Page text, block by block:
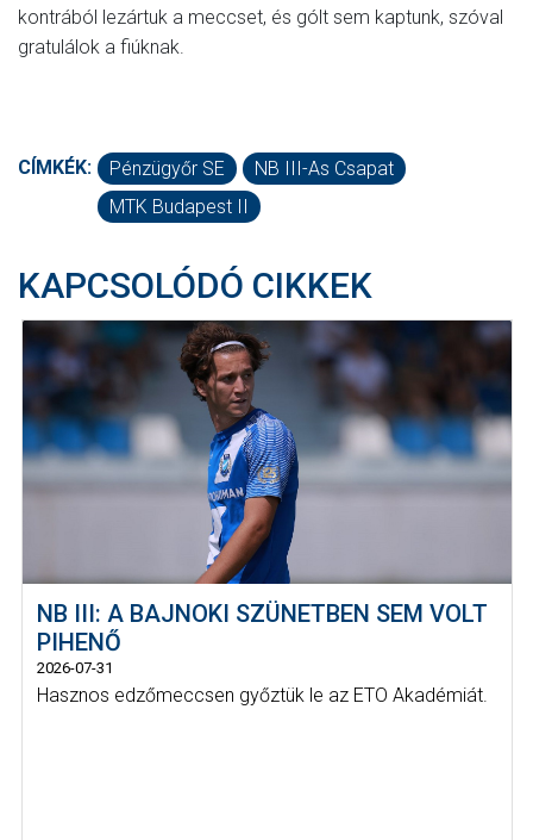
kontrából lezártuk a meccset, és gólt sem kaptunk, szóval
gratulálok a fiúknak.
CÍMKÉK: Pénzügyőr SE
NB III-As Csapat
MTK Budapest II
KAPCSOLÓDÓ CIKKEK
NB III: A BAJNOKI SZÜNETBEN SEM VOLT
PIHENŐ
2026-07-31
Hasznos edzőmeccsen győztük le az ETO Akadémiát.